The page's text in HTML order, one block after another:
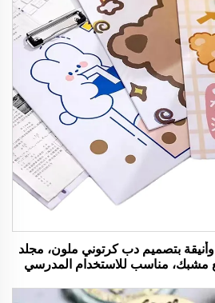
بتصميم دب كرتوني ملون، مجلد
مشبك، مناسب للاستخدام المدرسي